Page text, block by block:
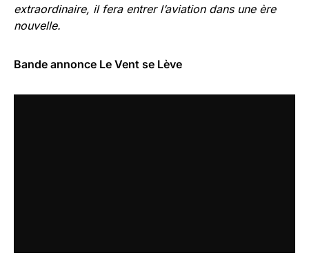
extraordinaire, il fera entrer l’aviation dans une ère
nouvelle.
Bande annonce Le Vent se Lève